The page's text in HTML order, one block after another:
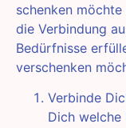
schenken
die Verbindung
Bedürfnisse
verschenken
Verbinde
Dich